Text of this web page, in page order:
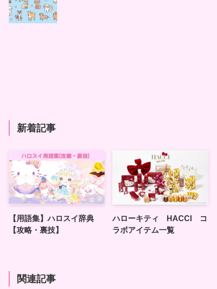
新着記事
【用語集】ハロスイ辞典
【攻略・裏技】
ハローキティ HACCI コ
ラボアイテム一覧
関連記事